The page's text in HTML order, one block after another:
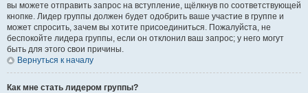
вы можете отправить запрос на вступление, щёлкнув по соответствующей
кнопке. Лидер группы должен будет одобрить ваше участие в группе и
может спросить, зачем вы хотите присоединиться. Пожалуйста, не
беспокойте лидера группы, если он отклонил ваш запрос; у него могут
быть для этого свои причины.
Вернуться к началу
Как мне стать лидером группы?